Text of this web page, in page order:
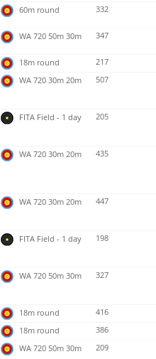
60m round 332
WA 720 50m 30m 347
18m round
217
WA 720 30m 20m 507
FITA Field - 1 day 205
WA 720 30m 20m 435
WA 720 30m 20m 447
FITA Field - 1 day 198
WA 720 50m 30m 327
18m round
416
18m round
386
WA 720 50m 30m 209